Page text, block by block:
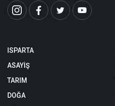
ISPARTA
ASAYİŞ
TARIM
DOĞA